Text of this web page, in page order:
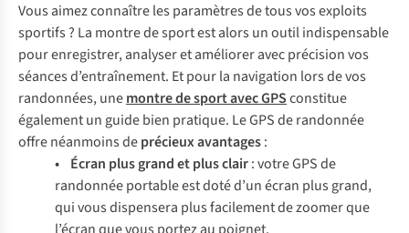
Vous aimez connaître les paramètres de tous vos exploits
sportifs ? La montre de sport est alors un outil indispensable
pour enregistrer, analyser et améliorer avec précision vos
séances d’entraînement. Et pour la navigation lors de vos
randonnées, unemontre de sport avec GPSconstitue
également un guide bien pratique. Le GPS de randonnée
offre néanmoins deprécieux avantages:
• Écran plus grand et plus clair: votre GPS de
randonnée portable est doté d’un écran plus grand,
qui vous dispensera plus facilement de zoomer que